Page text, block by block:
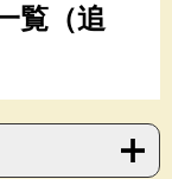
覧（追